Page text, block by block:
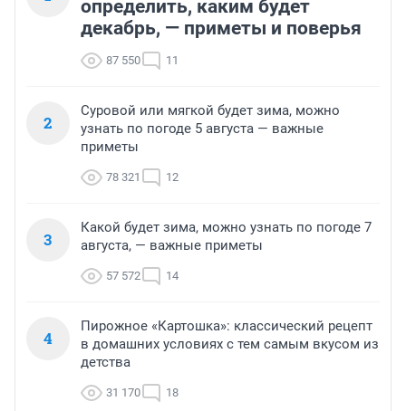
определить, каким будет
декабрь, — приметы и поверья
87 550 11
2
Суровой или мягкой будет зима, можно
узнать по погоде 5 августа — важные
приметы
78 321 12
3
Какой будет зима, можно узнать по погоде 7
августа, — важные приметы
57 572 14
4
Пирожное «Картошка»: классический рецепт
в домашних условиях с тем самым вкусом из
детства
31 170 18